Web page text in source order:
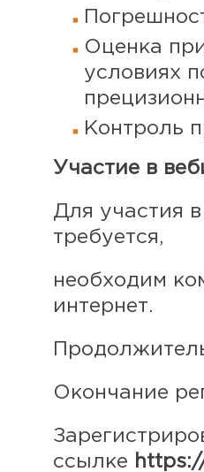
Оценка
условиях
Контроль
Участие в
Для участия
требуется,
необходим
интернет.
Окончание
ссылке